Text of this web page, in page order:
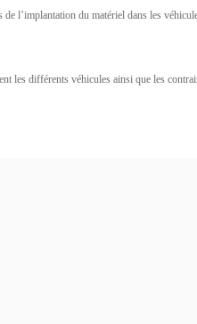
l’implantation du matériel dans les
les différents véhicules ainsi que les